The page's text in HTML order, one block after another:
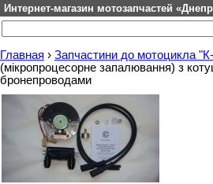
Интернет-магазин мотозапчастей
Главная › Запчастини до мотоцикла
(мікропроцесорне запалювання) з
бронепроводами